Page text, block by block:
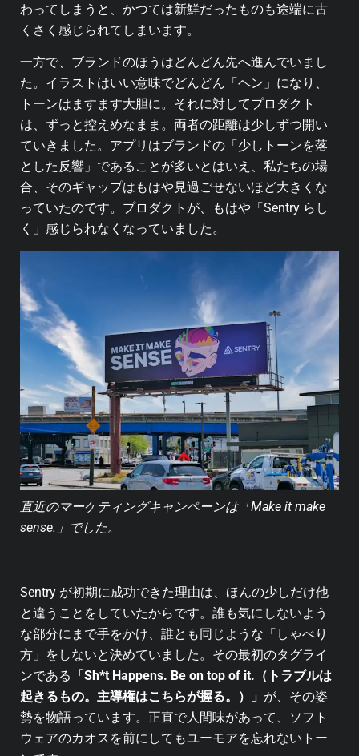
わってしまうと、かつては新鮮だったものも途端に古
くさく感じられてしまいます。
一方で、ブランドのほうはどんどん先へ進んでいまし
た。イラストはいい意味でどんどん「ヘン」になり、
トーンはますます大胆に。それに対してプロダクト
は、ずっと控えめなまま。両者の距離は少しずつ開い
ていきました。アプリはブランドの「少しトーンを落
とした反響」であることが多いとはいえ、私たちの場
合、そのギャップはもはや見過ごせないほど大きくな
っていたのです。プロダクトが、もはや「Sentry らし
く」感じられなくなっていました。
直近のマーケティングキャンペーンは「Make it make
sense.」でした。
Sentry が初期に成功できた理由は、ほんの少しだけ他
と違うことをしていたからです。誰も気にしないよう
な部分にまで手をかけ、誰とも同じような「しゃべり
方」をしないと決めていました。その最初のタグライ
ンである 「Sh*t Happens. Be on top of it.（トラブルは
起きるもの。主導権はこちらが握る。）」 が、その姿
勢を物語っています。正直で人間味があって、ソフト
ウェアのカオスを前にしてもユーモアを忘れないトー